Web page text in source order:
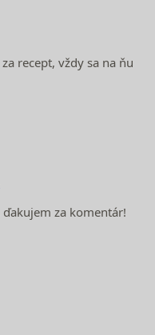
recept, vždy sa na ňu
za komentár!